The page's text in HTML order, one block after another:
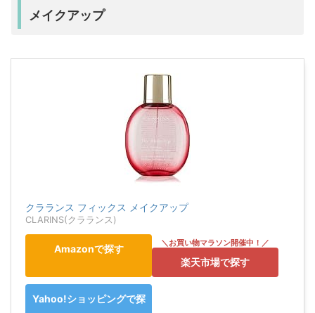
メイクアップ
クラランス フィックス メイクアップ
CLARINS(クラランス)
Amazonで探す
楽天市場で探す
Yahoo!ショッピングで探